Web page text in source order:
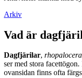
Arkiv
Vad är
Dagfjärilar, rhopalocera
ser med stora
ovansidan finns ofta